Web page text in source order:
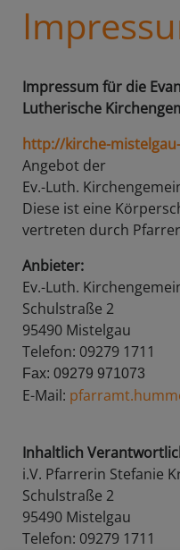
Impressum für die
Lutherische
http://kirche-
Angebot der
Ev.-Luth.
Diese ist eine
vertreten durch
Anbieter:
Ev.-Luth.
Schulstraße 2
95490 Mistelgau
Telefon: 09279 1711
Fax: 09279 971073
E-Mail:
Inhaltlich
i.V. Pfarrerin Stefanie
Schulstraße 2
95490 Mistelgau
Telefon: 09279 1711